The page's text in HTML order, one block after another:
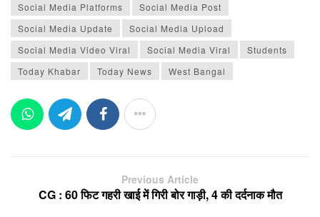
Social Media Platforms
Social Media Post
Social Media Update
Social Media Upload
Social Media Video Viral
Social Media Viral
Students
Today Khabar
Today News West Bangal
Previous Article
CG : 60 फिट गहरी खाई में गिरी बोर गाड़ी, 4 की दर्दनाक मौत